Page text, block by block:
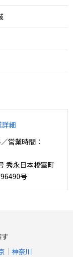
詳細
営業時間：
秀永日本橋室町
号
神奈川